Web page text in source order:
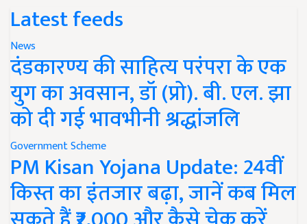
Latest feeds
News
दंडकारण्य की साहित्य परंपरा के एक
युग का अवसान, डॉ (प्रो). बी. एल. झा
को दी गई भावभीनी श्रद्धांजलि
Government Scheme
PM Kisan Yojana Update: 24वीं
किस्त का इंतजार बढ़ा, जानें कब मिल